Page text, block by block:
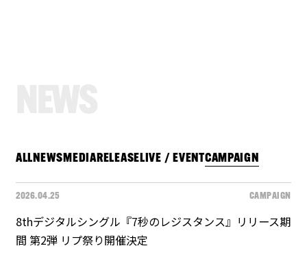
ALLNEWSMEDIARELEASELIVE / EVENTCAMPAIGN
2026.04.25
8thデジタルシングル『7秒のレジスタンス』リリース期
間 第2弾 リプ祭り開催決定
CAMPAIGN